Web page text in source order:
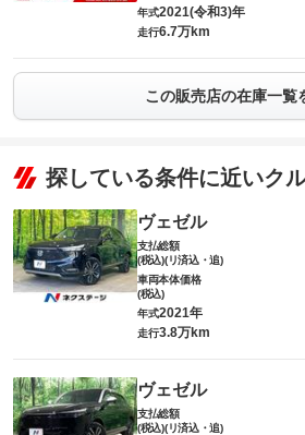
年式2021(令和3)年
走行6.7万km
この販売店の在庫一覧
探している条件に近いク
ヴェゼル
支払総額
(税込)(リ済込・追)
車両本体価格
(税込)
年式2021年
走行3.8万km
ヴェゼル
支払総額
(税込)(リ済込・追)